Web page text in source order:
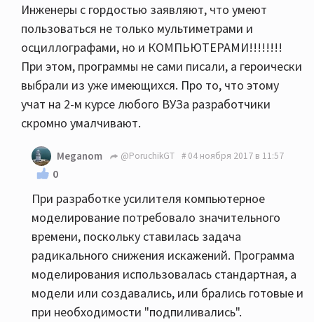
Инженеры с гордостью заявляют, что умеют
пользоваться не только мультиметрами и
осциллографами, но и КОМПЬЮТЕРАМИ!!!!!!!!
При этом, программы не сами писали, а героически
выбрали из уже имеющихся. Про то, что этому
учат на 2-м курсе любого ВУЗа разработчики
скромно умалчивают.
Meganom @PoruchikGT 04 ноября 2017 в 11:57
0
При разработке усилителя компьютерное
моделирование потребовало значительного
времени, поскольку ставилась задача
радикального снижения искажений. Программа
моделирования использовалась стандартная, а
модели или создавались, или брались готовые и
при необходимости "подпиливались".